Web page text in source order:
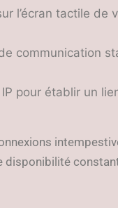
l’écran tactile de
communication
IP pour établir un